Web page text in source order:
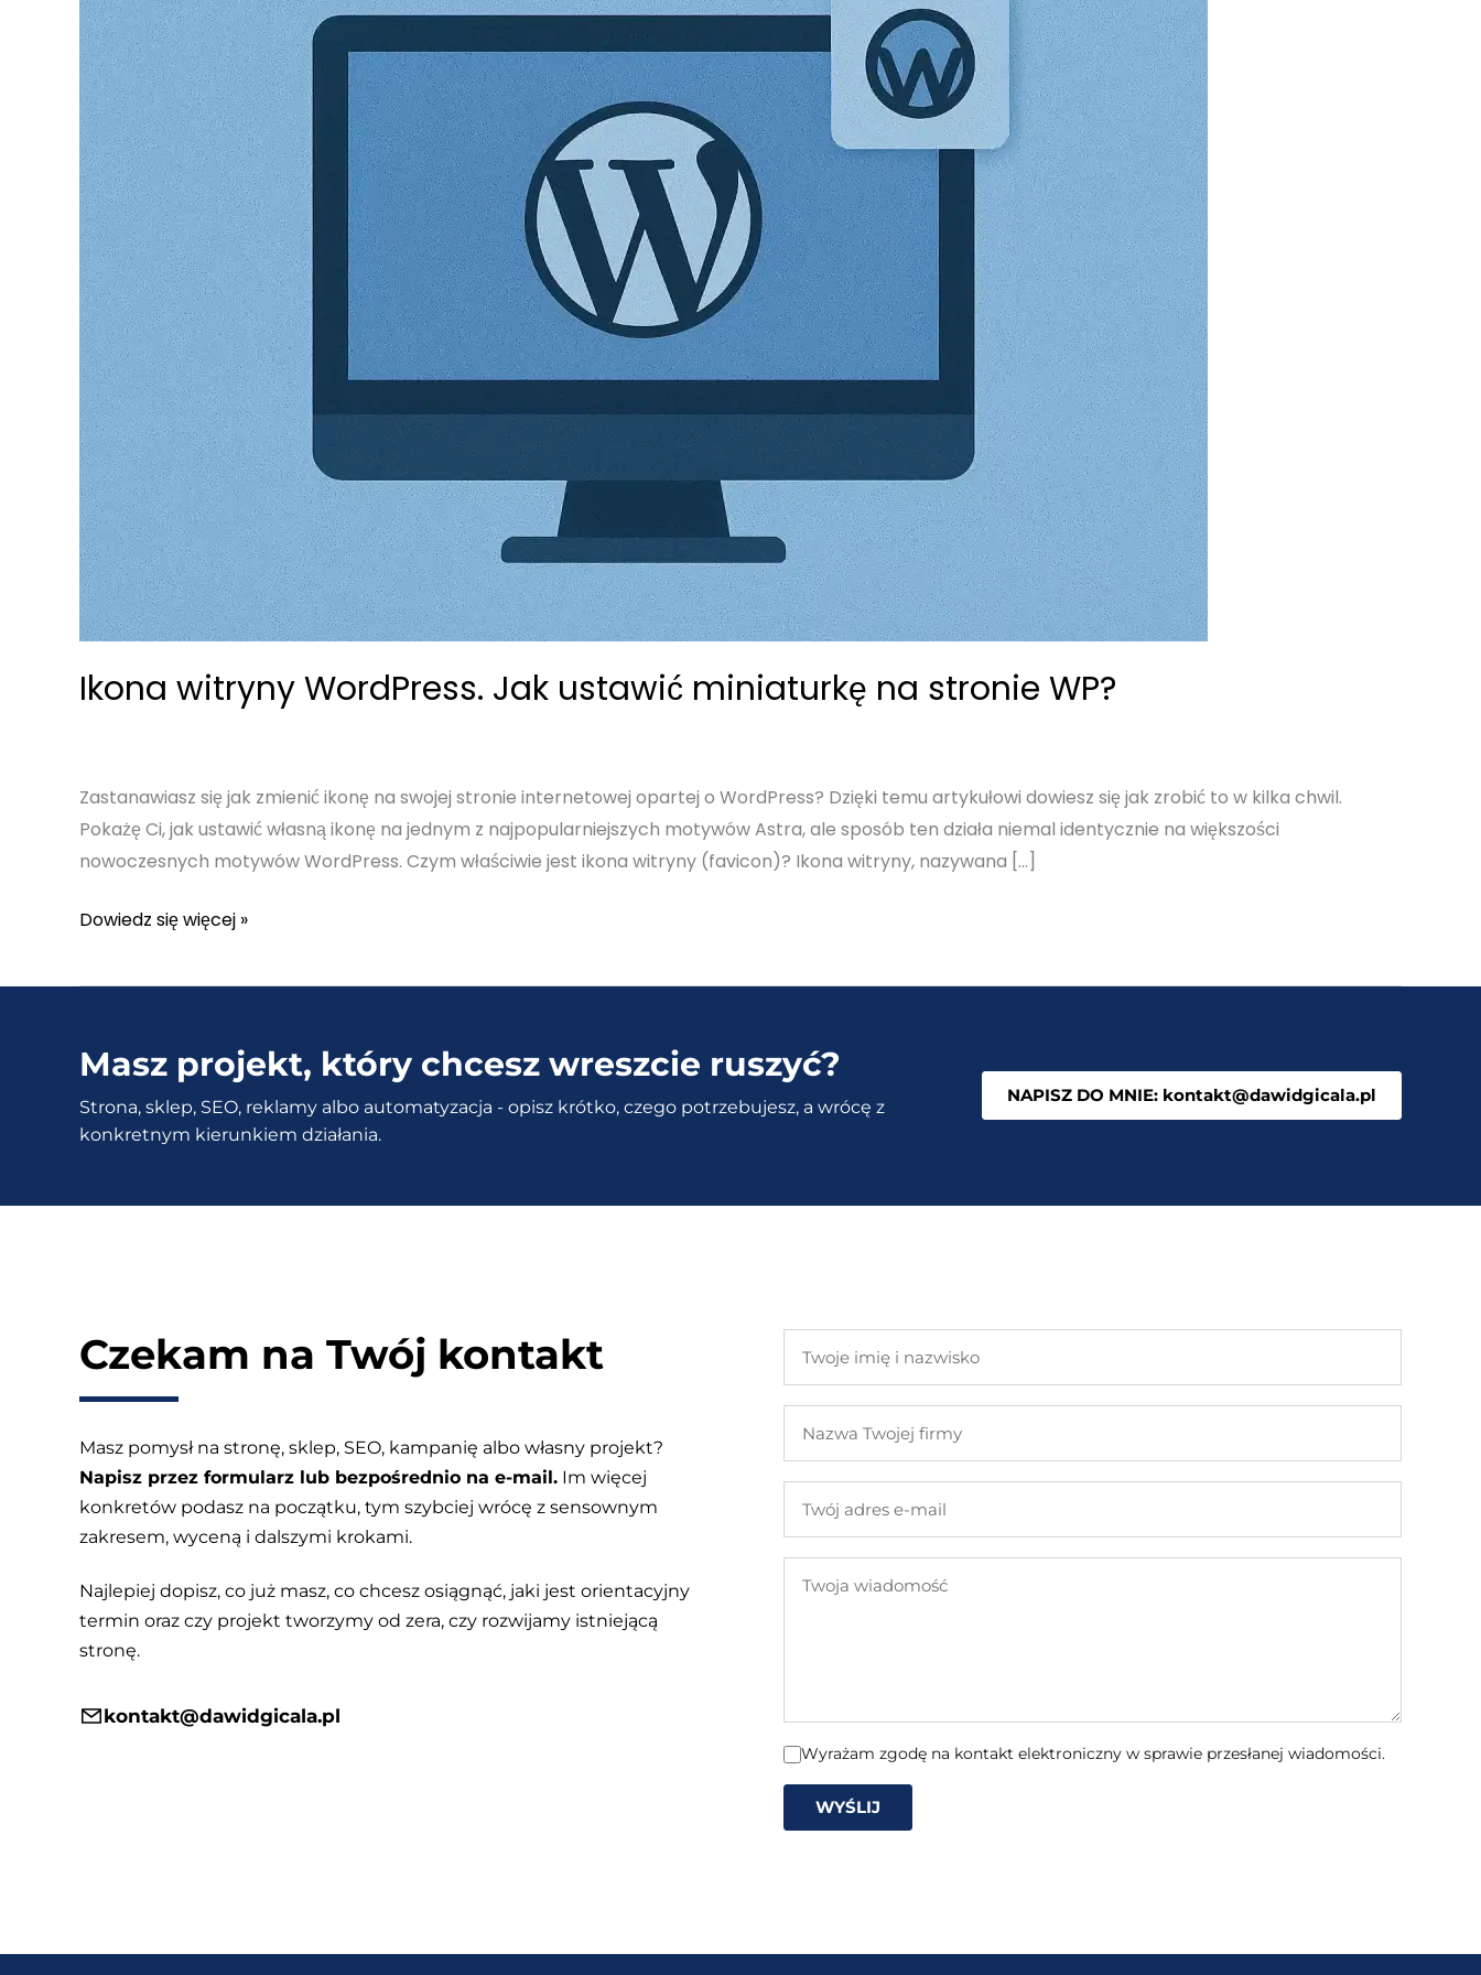
Ikona witryny WordPress. Jak ustawić miniaturkę na stronie WP?
Zastanawiasz się jak zmienić ikonę na swojej stronie internetowej opartej o WordPress? Dzięki temu artykułowi dowiesz się jak zrobić to w kilka chwil.
Pokażę Ci, jak ustawić własną ikonę na jednym z najpopularniejszych motywów Astra, ale sposób ten działa niemal identycznie na większości
nowoczesnych motywów WordPress. Czym właściwie jest ikona witryny (favicon)? Ikona witryny, nazywana […]
Ikona
WordPress.
ustawić
miniaturkę
na
stronie
Dowiedz się więcej »
Masz projekt, który chcesz wreszcie ruszyć?
Strona, sklep, SEO, reklamy albo automatyzacja - opisz krótko, czego potrzebujesz, a wrócę z
konkretnym kierunkiem działania.
NAPISZ DO MNIE: kontakt@dawidgicala.pl
Czekam na Twój kontakt
Masz pomysł na stronę, sklep, SEO, kampanię albo własny projekt?
Napisz przez formularz lub bezpośrednio na e-mail. Im więcej
konkretów podasz na początku, tym szybciej wrócę z sensownym
zakresem, wyceną i dalszymi krokami.
Najlepiej dopisz, co już masz, co chcesz osiągnąć, jaki jest orientacyjny
termin oraz czy projekt tworzymy od zera, czy rozwijamy istniejącą
stronę.
kontakt@dawidgicala.pl
imię
nazwisko
Twojej
adres
mail
wiadomość
Wyrażam zgodę na kontakt elektroniczny w sprawie przesłanej wiadomości.
WYŚLIJ